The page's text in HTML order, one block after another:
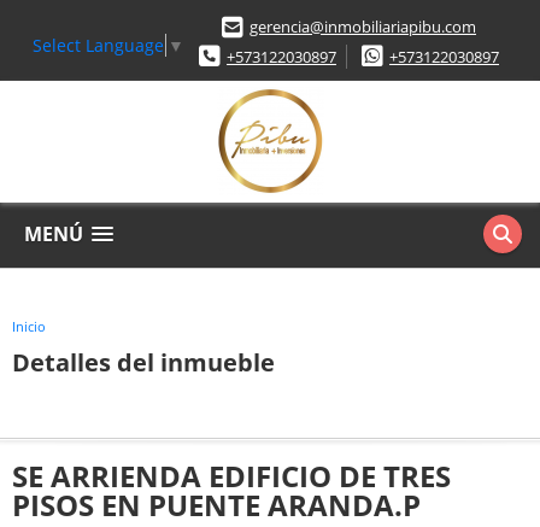
Select Language ▼
gerencia@inmobiliariapibu.com
+573122030897
+573122030897
MENÚ
Inicio
Detalles del inmueble
SE ARRIENDA EDIFICIO DE TRES
PISOS EN PUENTE ARANDA.P